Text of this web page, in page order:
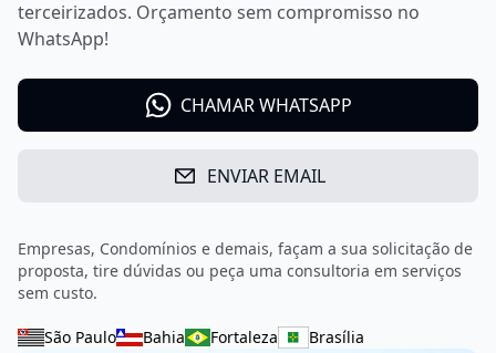
terceirizados. Orçamento sem compromisso no
WhatsApp!
CHAMAR WHATSAPP
ENVIAR EMAIL
Empresas, Condomínios e demais, façam a sua solicitação de
proposta, tire dúvidas ou peça uma consultoria em serviços
sem custo.
São Paulo Bahia Fortaleza Brasília